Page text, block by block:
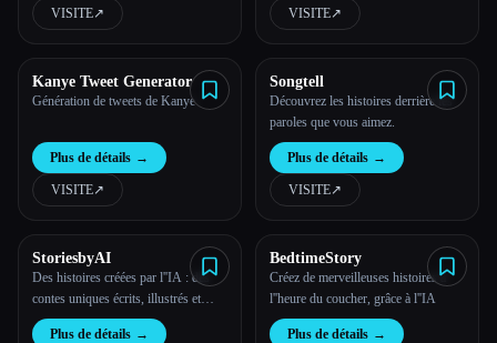
VISITE↗︎ VISITE↗︎
Kanye Tweet Generator
Génération de tweets de Kanye
Plus de détails →
VISITE↗︎
Songtell
Découvrez les histoires derrière les
paroles que vous aimez.
Plus de détails →
VISITE↗︎
StoriesbyAI
Des histoires créées par l''IA : des
contes uniques écrits, illustrés et
racontés par l''IA
Plus de détails →
BedtimeStory
Créez de merveilleuses histoires à
l''heure du coucher, grâce à l''IA
Plus de détails →